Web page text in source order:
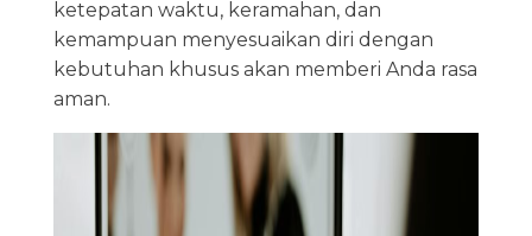
ketepatan waktu, keramahan, dan
kemampuan menyesuaikan diri dengan
kebutuhan khusus akan memberi Anda rasa
aman.